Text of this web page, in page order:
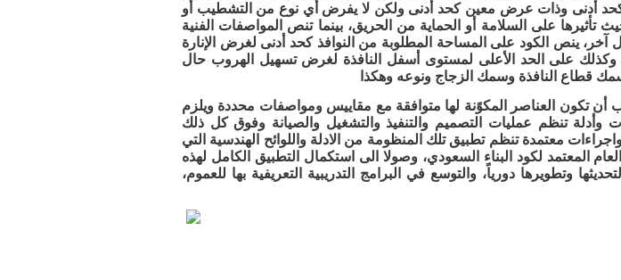
كحد أدنى وذات عرض معين كحد أدنى ولكن لا يفرض أي نوع من التشطيب أو
تأثيرها على السلامة أو الحماية من الحريق، بينما تنص المواصفات الفنية
ينص الكود على المساحة المطلوبة من النوافذ كحد أدنى لغرض الإنارة
وكذلك على الحد الأعلى لمستوى أسفل النافذة لغرض تسهيل الهروب حال
قطاع النافذة وسمك الزجاج ونوعه وهكذا
أن تكون العناصر المكوًنة لها متوافقة مع مقاييس ومواصفات محددة ويلزم
تنظم عمليات التصميم والتنفيذ والتشغيل والصيانة وفوق كل ذلك
معتمدة تنظم تطبيق تلك المنظومة من الادلة واللوائح الهندسية التي
المعتمد لكود البناء السعودي، وصولا الى استكمال التطبيق الكامل لهذه
وتطويرها دورياً، والتوسع في البرامج التدريبية التعريفية بها للعموم،